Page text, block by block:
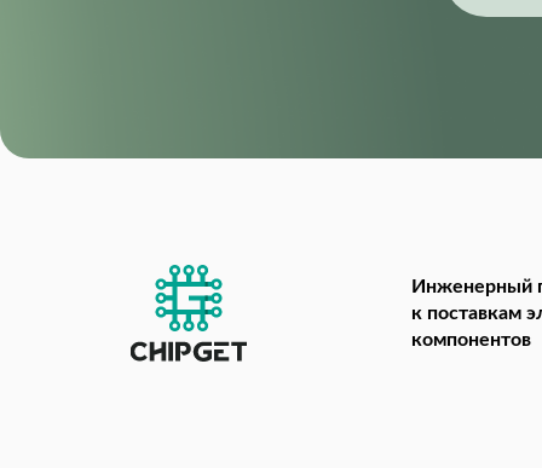
Инженерный
к поставкам
компонентов